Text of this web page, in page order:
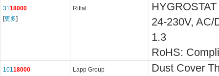
3118000
[更多]
Rittal
24-230V, AC/
1.3
RoHS:
10118000
Lapp Group
Dust Cover